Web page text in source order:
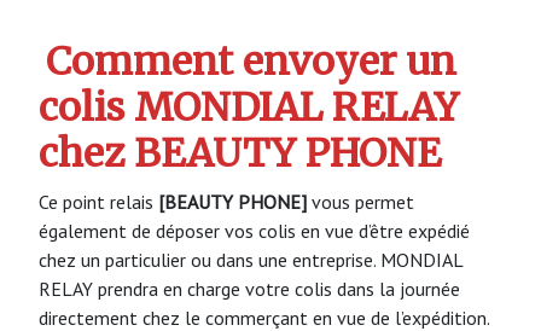
Comment envoyer un
colis MONDIAL RELAY
chez BEAUTY PHONE
Ce point relais [BEAUTY PHONE] vous permet
également de déposer vos colis en vue d’être expédié
chez un particulier ou dans une entreprise. MONDIAL
RELAY prendra en charge votre colis dans la journée
directement chez le commerçant en vue de l’expédition.